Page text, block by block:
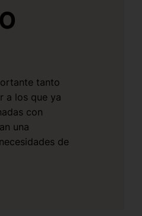
tanto
a los que ya
con
una
de